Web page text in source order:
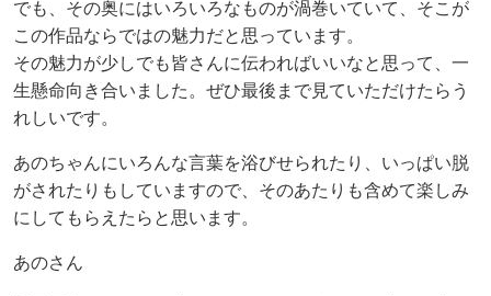
でも、その奥にはいろいろなものが渦巻いていて、そこが
この作品ならではの魅力だと思っています。
その魅力が少しでも皆さんに伝わればいいなと思って、一
生懸命向き合いました。ぜひ最後まで見ていただけたらう
れしいです。
あのちゃんにいろんな言葉を浴びせられたり、いっぱい脱
がされたりもしていますので、そのあたりも含めて楽しみ
にしてもらえたらと思います。
あのさん